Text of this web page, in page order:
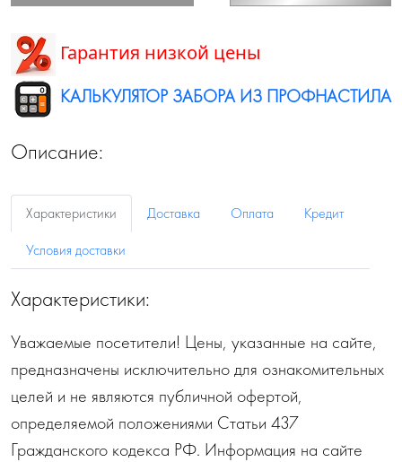
Гарантия низкой цены
КАЛЬКУЛЯТОР ЗАБОРА ИЗ ПРОФНАСТИЛА
Описание:
Характеристики Доставка Оплата
Кредит
Условия доставки
Характеристики:
Уважаемые посетители! Цены, указанные на сайте,
предназначены исключительно для ознакомительных
целей и не являются публичной офертой,
определяемой положениями Статьи 437
Гражданского кодекса РФ. Информация на сайте